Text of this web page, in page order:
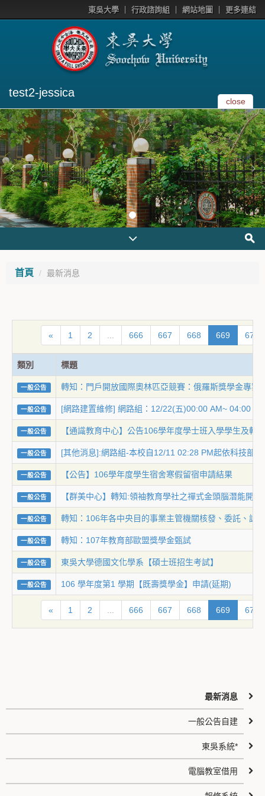
東吳大學 行政諮詢組 網站地圖 更多連結
test2-jessica
close
首頁 最新消息
« 1 2 666 667 668 669 670
類別 標題
一般公告 轉知：門戶開放國際奧林匹亞競賽：俄羅斯獎學金專案
一般公告 [網路建置維修] 網路組：12/22(五)00:00 AM~ 04:00
一般公告 【通識教育中心】公告106學年度學士班入學學生及
一般公告 [其他消息]:網路組-本校自12/11 02:28 PM起依科技部
一般公告 【公告】106學年度學生宿舍寒假留宿申請結果
一般公告 【群美中心】轉知:領袖教育學社之禪式金頭腦潛能開發
一般公告 轉知：106年各中央目的事業主管機關核發、委託、認
一般公告 轉知：107年教育部歐盟獎學金甄試
一般公告 東吳大學德國文化學系【碩士班招生考試】
一般公告 106 學年度第1 學期【既壽獎學金】申請(延期)
« 1 2 666 667 668 669 670
最新消息
一般公告自建
東吳系統*
電腦教室借用